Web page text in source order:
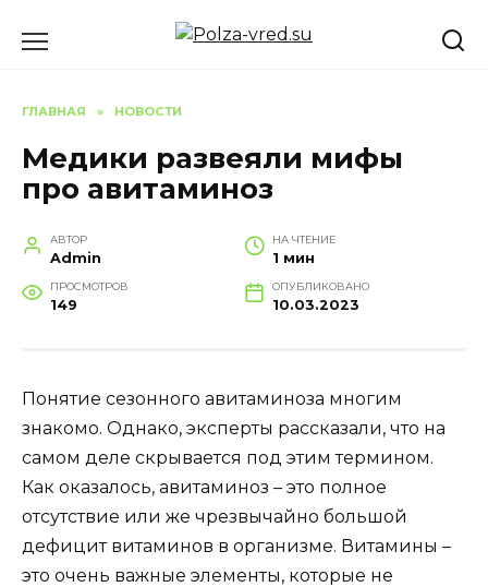
ГЛАВНАЯ » НОВОСТИ
Медики развеяли мифы
про авитаминоз
АВТОР
Admin
НА ЧТЕНИЕ
1 мин
ПРОСМОТРОВ
149
ОПУБЛИКОВАНО
10.03.2023
Понятие сезонного авитаминоза многим
знакомо. Однако, эксперты рассказали, что на
самом деле скрывается под этим термином.
Как оказалось, авитаминоз – это полное
отсутствие или же чрезвычайно большой
дефицит витаминов в организме. Витамины –
это очень важные элементы, которые не